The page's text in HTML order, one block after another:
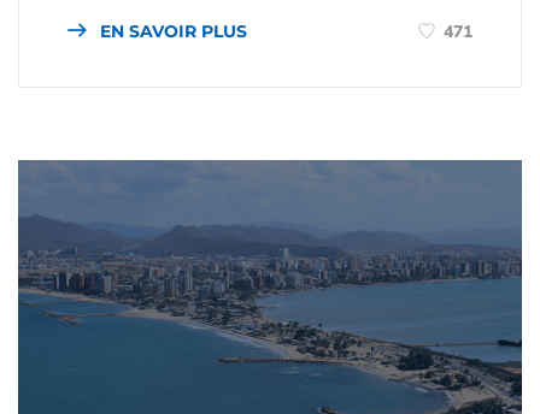
EN SAVOIR PLUS 471